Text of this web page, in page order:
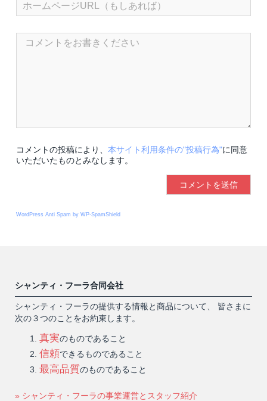
コメントの投稿により、 本サイト利用条件の"投稿行為"に同意
いただいたものとみなします。
WordPress Anti Spam by WP-SpamShield
シャンティ・フーラ合同会社
シャンティ・フーラの提供する情報と商品について、 皆さまに
次の３つのことをお約束します。
真実のものであること
信頼できるものであること
最高品質のものであること
» シャンティ・フーラの事業運営とスタッフ紹介